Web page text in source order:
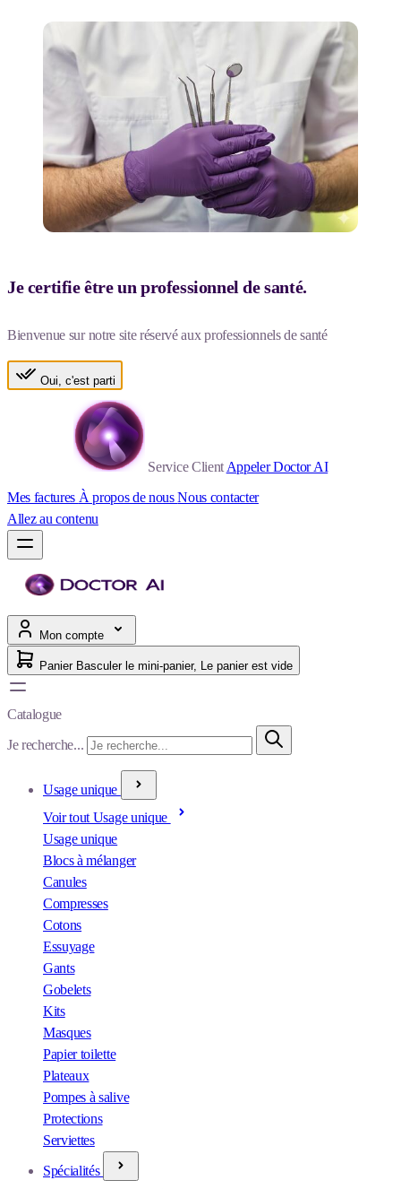
Je certifie être un professionnel de santé.
Bienvenue sur notre site réservé aux professionnels de santé
Oui, c'est parti
Service Client Appeler Doctor AI
Mes factures À propos de nousNous contacter
Allez au contenu
Mon compte
Panier Basculer le mini-panier, Le panier est vide
Catalogue
Je recherche...
Usage unique
Voir tout Usage unique
Usage unique
Blocs à mélanger
Canules
Compresses
Cotons
Essuyage
Gants
Gobelets
Kits
Masques
Papier toilette
Plateaux
Pompes à salive
Protections
Serviettes
Spécialités